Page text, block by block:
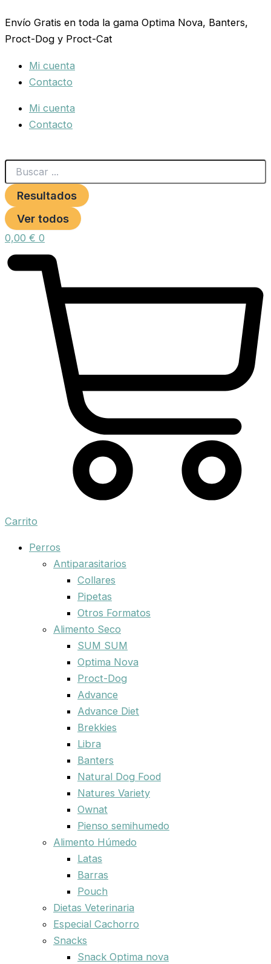
al
contenido
Envío Gratis en toda la gama Optima Nova, Banters,
Proct-Dog y Proct-Cat
Mi cuenta
Contacto
Mi cuenta
Contacto
...
Resultados
Ver todos
0,00 € 0
Carrito
Perros
Antiparasitarios
Collares
Pipetas
Otros Formatos
Alimento Seco
SUM SUM
Optima Nova
Proct-Dog
Advance
Advance Diet
Brekkies
Libra
Banters
Natural Dog Food
Natures Variety
Ownat
Pienso semihumedo
Alimento Húmedo
Latas
Barras
Pouch
Dietas Veterinaria
Especial Cachorro
Snacks
Snack Optima nova
RAPIDO
1/2-
5/8
cantidad